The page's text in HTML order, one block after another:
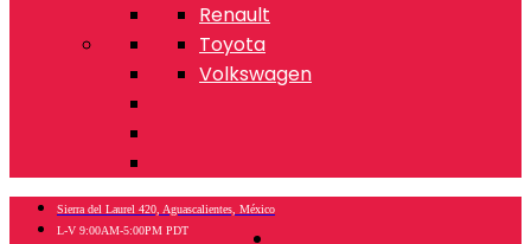
Renault
Toyota
Volkswagen
Sierra del Laurel 420, Aguascalientes, México
L-V 9:00AM-5:00PM PDT